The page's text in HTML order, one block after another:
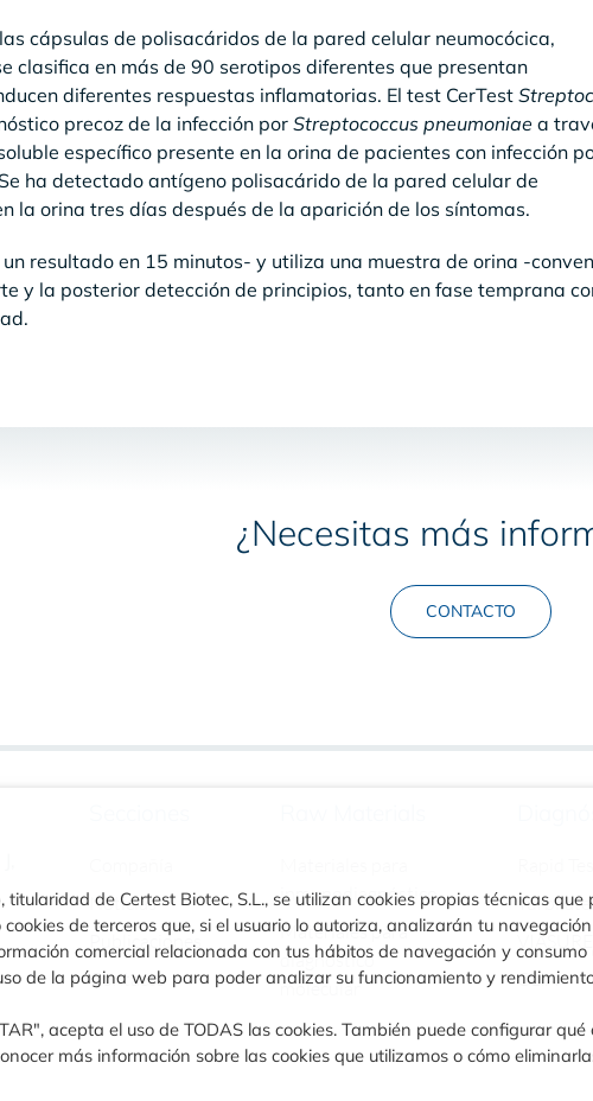
cápsulas de polisacáridos de la pared celular neumocócica,
clasifica en más de 90 serotipos diferentes que presentan
diferentes respuestas inflamatorias. El test CerTest
precoz de la infección porStreptococcus pneumoniae a
específico presente en la orina de pacientes con infección
ha detectado antígeno polisacárido de la pared celular de
la orina tres días después de la aparición de los síntomas.
resultado en 15 minutos- y utiliza una muestra de orina -
y la posterior detección de principios, tanto en fase temprana
¿Necesitas más
CONTACTO
Noticias
Publicaciones
Contacto
inmunodiagnóstico
Materiales para
diagnóstico
molecular
VIASURE
CLIA
de Certest Biotec, S.L., se utilizan cookies propias técnicas que
de terceros que, si el usuario lo autoriza, analizarán tu
comercial relacionada con tus hábitos de navegación y consumo
de la página web para poder analizar su funcionamiento y
acepta el uso de TODAS las cookies. También puede configurar
más información sobre las cookies que utilizamos o cómo